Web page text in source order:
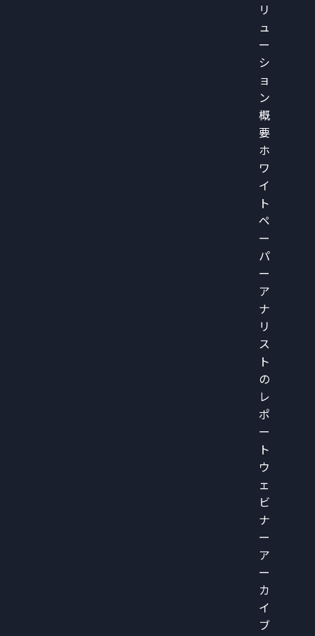
リ
ュ
ー
シ
ョ
ン
概
要
ホ
ワ
イ
ト
ペ
ー
パ
ー
ア
ナ
リ
ス
ト
の
レ
ポ
ー
ト
ウ
ェ
ビ
ナ
ー
ア
ー
カ
イ
ブ